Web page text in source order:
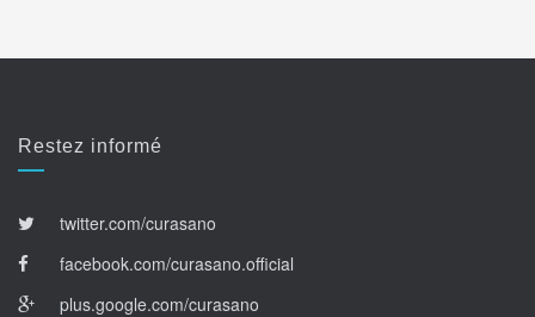
Restez informé
twitter.com/curasano
facebook.com/curasano.official
plus.google.com/curasano